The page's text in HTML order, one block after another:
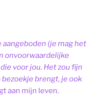
(je mag het
onvoorwaardelijke
voor jou. Het zou fijn
brengt, je ook
aan mijn leven.